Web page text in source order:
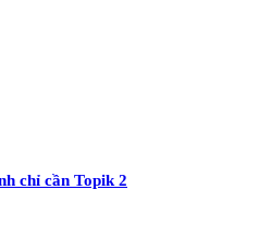
chỉ cần Topik 2